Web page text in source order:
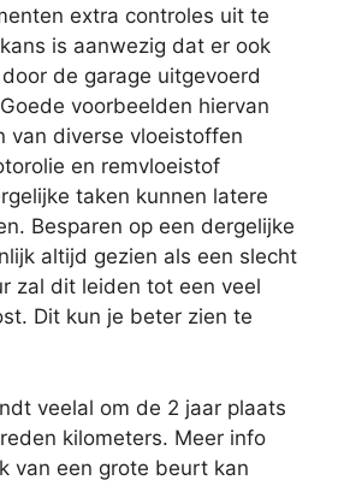
extra controles uit te
is aanwezig dat er ook
de garage uitgevoerd
voorbeelden hiervan
van diverse vloeistoffen
en remvloeistof
taken kunnen latere
Besparen op een dergelijke
altijd gezien als een slecht
zal dit leiden tot een veel
Dit kun je beter zien te
veelal om de 2 jaar plaats
kilometers. Meer info
van een grote beurt kan